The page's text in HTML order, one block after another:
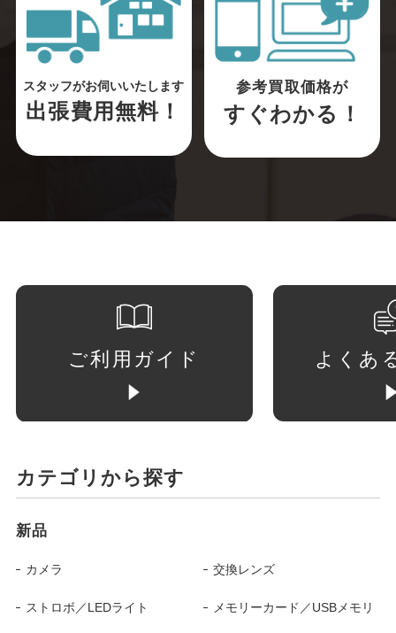
スタッフがお伺いいたします
出張費用無料！
参考買取価格が
すぐわかる！
ご利用ガイド よくあ
カテゴリから探す
新品
カメラ 交換レンズ
ストロボ／LEDライト メモリーカード／USBメモリ